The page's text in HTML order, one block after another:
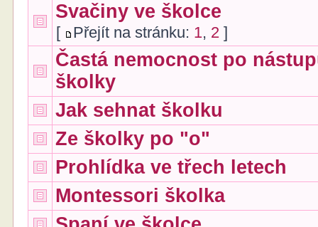
Svačiny ve školce
[ Přejít na stránku: 1, 2 ]
Častá nemocnost po
školky
Jak sehnat školku
Ze školky po "o"
Prohlídka ve třech letech
Montessori školka